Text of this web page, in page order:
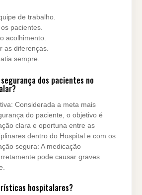
de trabalho.
pacientes.
acolhimento.
as diferenças.
sempre.
dos pacientes no
Considerada a meta mais
do paciente, o objetivo é
clara e oportuna entre as
dentro do Hospital e com os
segura: A medicação
pode causar graves
hospitalares?